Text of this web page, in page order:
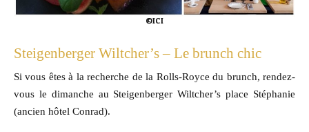
©ICI
Steigenberger Wiltcher’s – Le brunch chic
Si vous êtes à la recherche de la Rolls-Royce du brunch, rendez-
vous le dimanche au Steigenberger Wiltcher’s place Stéphanie
(ancien hôtel Conrad).